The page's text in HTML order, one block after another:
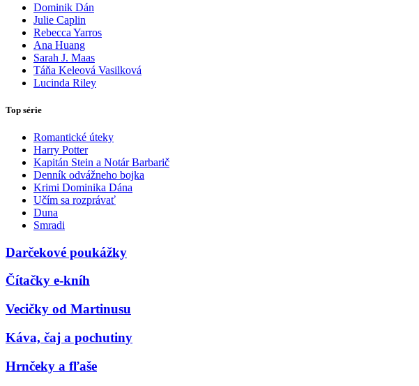
Dominik Dán
Julie Caplin
Rebecca Yarros
Ana Huang
Sarah J. Maas
Táňa Keleová Vasilková
Lucinda Riley
Top série
Romantické úteky
Harry Potter
Kapitán Stein a Notár Barbarič
Denník odvážneho bojka
Krimi Dominika Dána
Učím sa rozprávať
Duna
Smradi
Darčekové poukážky
Čítačky e-kníh
Vecičky od Martinusu
Káva, čaj a pochutiny
Hrnčeky a fľaše